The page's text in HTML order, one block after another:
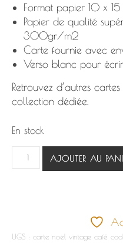
Format papier 10 x
Papier de qualité
300gr/m2
Carte fournie avec
Verso blanc pour
Retrouvez d’autres
collection dédiée
En stock
quantité de Carte Noël
AJOUTER AU
UGS : carte noël vintage café